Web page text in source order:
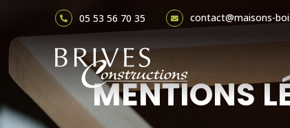
 05 53 56 70 35  contact@maisons-
MENTIONS